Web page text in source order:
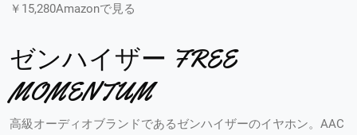
￥15,280Amazonで見る
ゼンハイザー FREE
MOMENTUM
高級オーディオブランドであるゼンハイザーのイヤホン。AAC